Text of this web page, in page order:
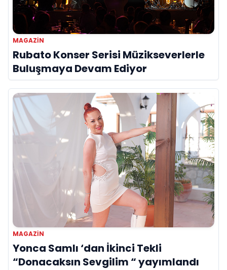
MAGAZİN
Rubato Konser Serisi Müzikseverlerle
Buluşmaya Devam Ediyor
MAGAZİN
Yonca Samlı ‘dan İkinci Tekli
“Donacaksın Sevgilim “ yayımlandı